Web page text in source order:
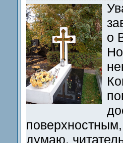
о
думаю,